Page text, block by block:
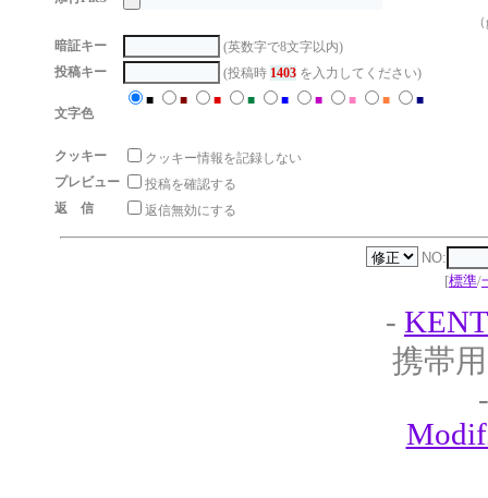
暗証キー
(英数字で8文字以内)
投稿キー
(投稿時 1403 を入力してください)
文字色
■ ■ ■ ■ ■ ■ ■ ■ ■
クッキー
クッキー情報を記録しない
プレビュー
投稿を確認する
返 信
返信無効にする
NO:
[標準/
- KENT
携帯